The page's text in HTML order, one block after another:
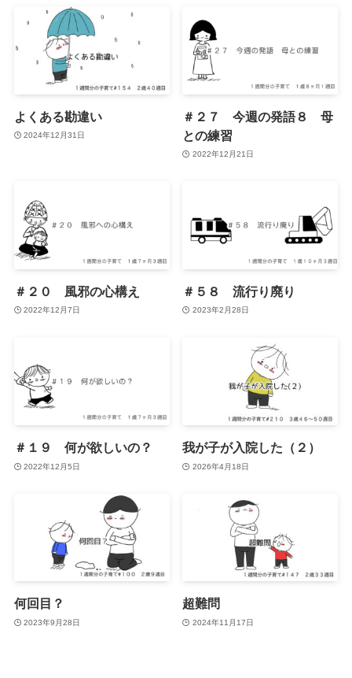
よくある勘違い
2024年12月31日
＃２７ 今週の発語８ 母
との練習
2022年12月21日
＃２０ 風邪の心構え
2022年12月7日
＃５８ 流行り廃り
2023年2月28日
＃１９ 何が欲しいの？
2022年12月5日
我が子が入院した（２）
2026年4月18日
何回目？
2023年9月28日
超難問
2024年11月17日